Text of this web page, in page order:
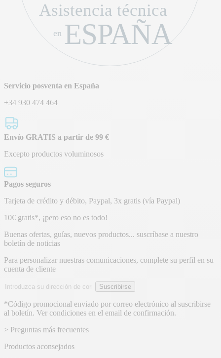
Asistencia técnica
ESPAÑA
en
Servicio posventa en España
+34 930 474 464
Envío GRATIS a partir de 99 €
Excepto productos voluminosos
Pagos seguros
Tarjeta de crédito y débito, Paypal, 3x gratis (vía Paypal)
Boletín
de
noticias
10€ gratis*, ¡pero eso no es todo!
Buenas ofertas, guías, nuevos productos... suscríbase a nuestro
boletín de noticias
Para personalizar nuestras comunicaciones, complete su perfil en su
cuenta de cliente
Dirección
email
Suscribirse
*Código promocional enviado por correo electrónico al suscribirse
al boletín. Ver condiciones en el email de confirmación.
> Preguntas más frecuentes
Productos aconsejados